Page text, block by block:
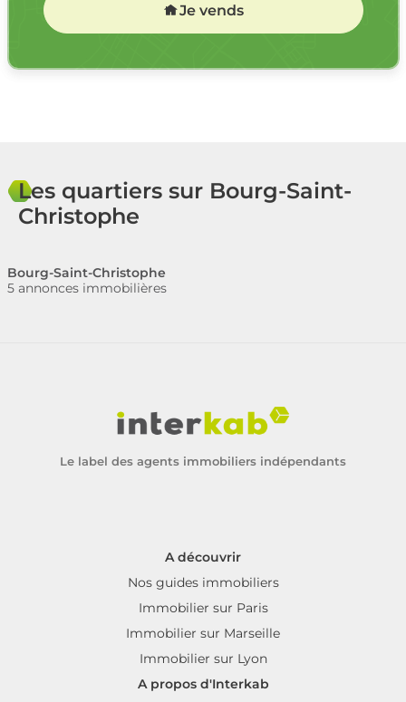
Je vends
Les quartiers sur Bourg-Saint-
Christophe
Bourg-Saint-Christophe
5 annonces immobilières
Le label des agents immobiliers indépendants
A découvrir
Nos guides immobiliers
Immobilier sur Paris
Immobilier sur Marseille
Immobilier sur Lyon
A propos d'Interkab